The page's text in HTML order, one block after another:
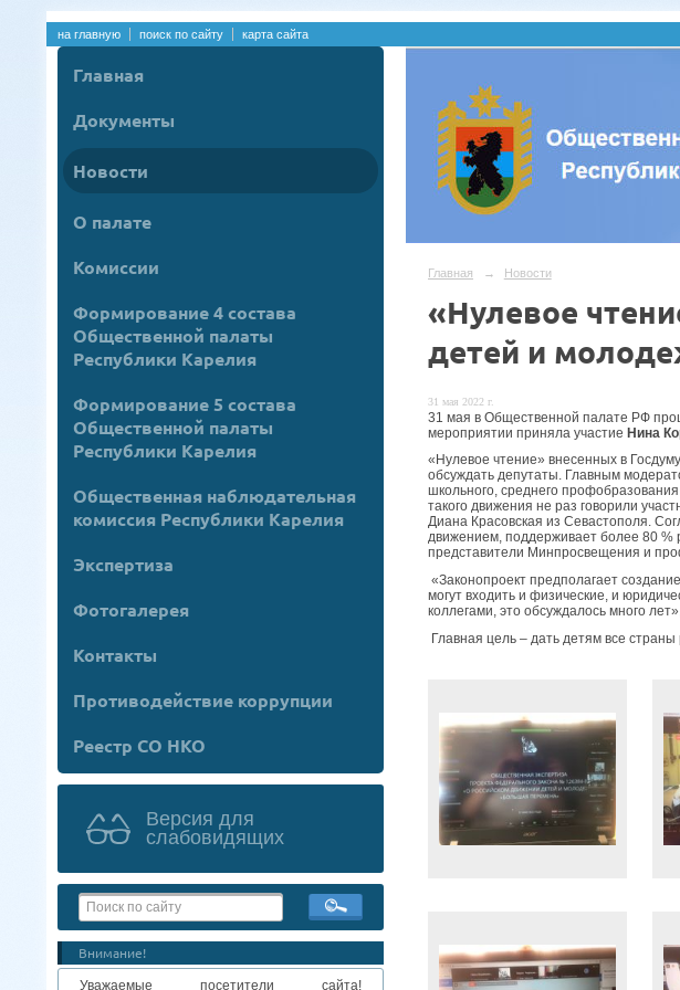
на главную поиск по сайту карта сайта
Главная
Документы
Новости
О палате
Комиссии
Формирование 4 состава
Общественной палаты
Республики Карелия
Формирование 5 состава
Общественной палаты
Республики Карелия
Общественная наблюдательная
комиссия Республики Карелия
Экспертиза
Фотогалерея
Контакты
Противодействие коррупции
Реестр СО НКО
Версия для
слабовидящих
Внимание!
Уважаемые посетители сайта!
Главная → Новости
«Нулевое
детей и
31 мая 2022 г.
31 мая в Общественной палате РФ
мероприятии приняла участие Нина
«Нулевое чтение» внесенных в
обсуждать депутаты. Главным
школьного, среднего
такого движения не раз говорили
Диана Красовская из Севастополя.
движением, поддерживает более 80 %
представители
«Законопроект предполагает
могут входить и физические, и
коллегами, это обсуждалось много
Главная цель – дать детям все